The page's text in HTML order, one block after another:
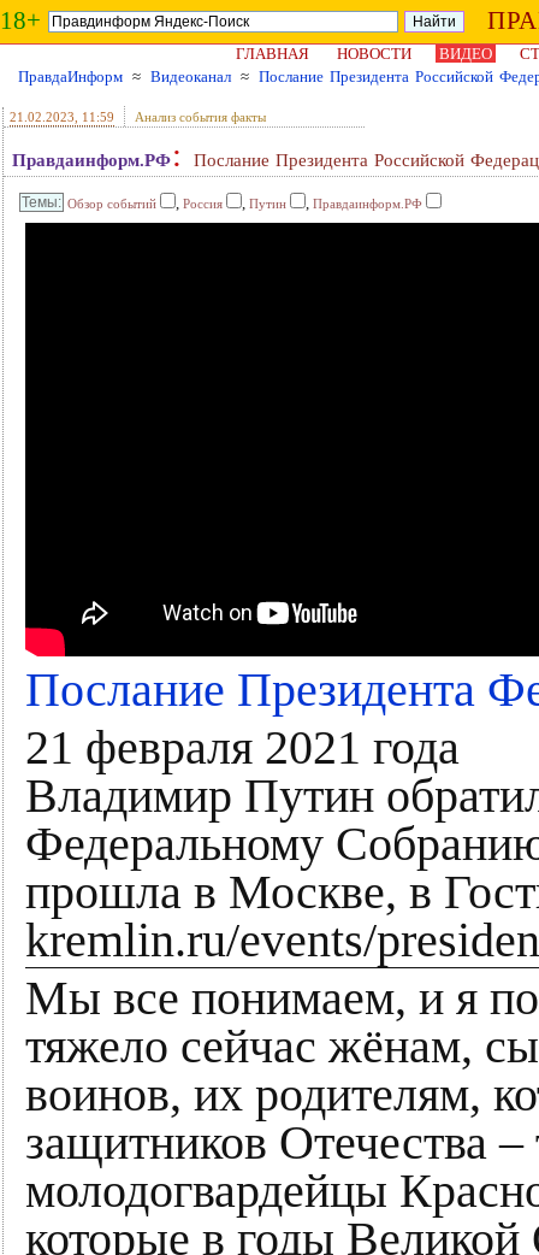
18+
ГЛАВНАЯ НОВОСТИ ВИДЕО
ПравдаИнформ ≈ Видеоканал ≈ Послание Президента Российской
21.02.2023 , 11:59 Анализ события факты
Правдаинформ.РФ: Послание Президента Российской
Обзор событий , Россия , Путин , Правдаинформ.РФ
Послание Президента
21 февраля 2021 года
Владимир Путин
Федеральному
прошла в Москве, в
kremlin.ru/events/
Мы все понимаем, и я
тяжело сейчас жёнам,
воинов, их родителям,
защитников Отечества
молодогвардейцы
которые в годы